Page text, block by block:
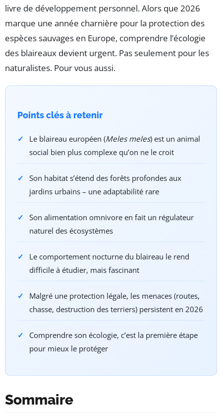
livre de développement personnel. Alors que 2026
marque une année charnière pour la protection des
espèces sauvages en Europe, comprendre l’écologie
des blaireaux devient urgent. Pas seulement pour les
naturalistes. Pour vous aussi.
Points clés à retenir
Le blaireau européen (Meles meles) est un animal
social bien plus complexe qu’on ne le croit
Son habitat s’étend des forêts profondes aux
jardins urbains – une adaptabilité rare
Son alimentation omnivore en fait un régulateur
naturel des écosystèmes
Le comportement nocturne du blaireau le rend
difficile à étudier, mais fascinant
Malgré une protection légale, les menaces (routes,
chasse, destruction des terriers) persistent en 2026
Comprendre son écologie, c’est la première étape
pour mieux le protéger
Sommaire